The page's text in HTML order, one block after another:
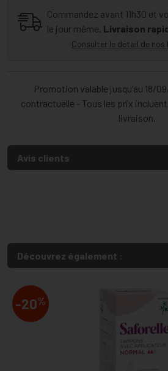
Commandez avant 11h30 et
le jour même. Livraison
Consulter le détail de nos
Promotion valable jusqu’au 18/
contractuelle - Tous les prix
livraison.
Avis clients
Découvrez également :
-20%